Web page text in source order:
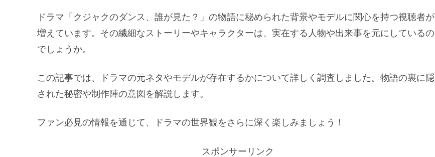
ドラマ「クジャクのダンス、誰が見た？」の物語に秘められた背景やモデルに関心を持つ視聴者が
増えています。その繊細なストーリーやキャラクターは、実在する人物や出来事を元にしているの
でしょうか。
この記事では、ドラマの元ネタやモデルが存在するかについて詳しく調査しました。物語の裏に隠
された秘密や制作陣の意図を解説します。
ファン必見の情報を通じて、ドラマの世界観をさらに深く楽しみましょう！
スポンサーリンク